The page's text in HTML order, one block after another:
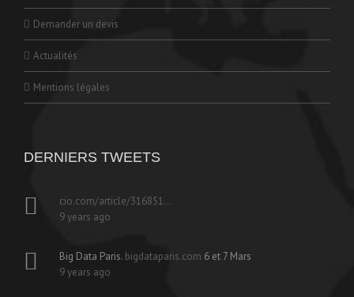
Demander un devis
Actualités
Mentions légales
DERNIERS TWEETS
cio.com/article/316851…
9 years ago
Big Data Paris. bigdataparis.com 6 et 7 Mars
9 years ago